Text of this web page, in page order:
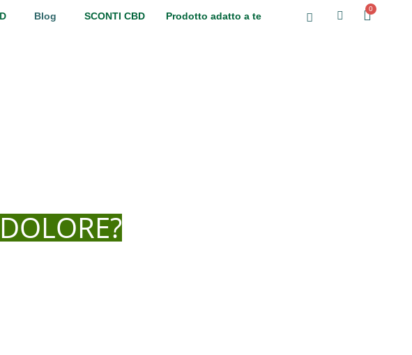
Blog SCONTI CBD Prodotto adatto a te